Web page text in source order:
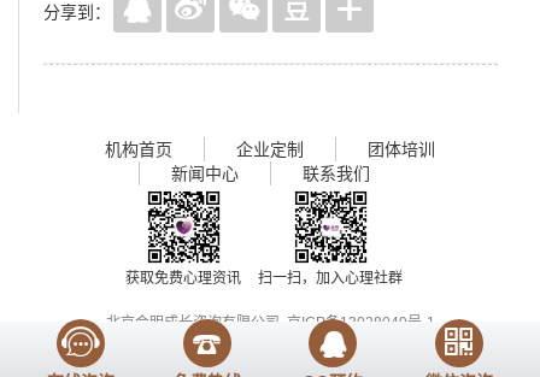
分享到：
机构首页 企业定制
团体培训
新闻中心
联系我们
获取免费心理资讯 扫一扫，加入心理社群
北京会明成长咨询有限公司 京ICP备13028049号-1
Copyright 2017 www.huimingcz.com, All Rights Reserved